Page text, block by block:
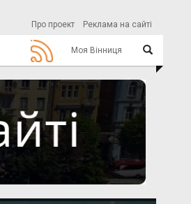
Про проект Реклама на сайті
Моя Вінниця